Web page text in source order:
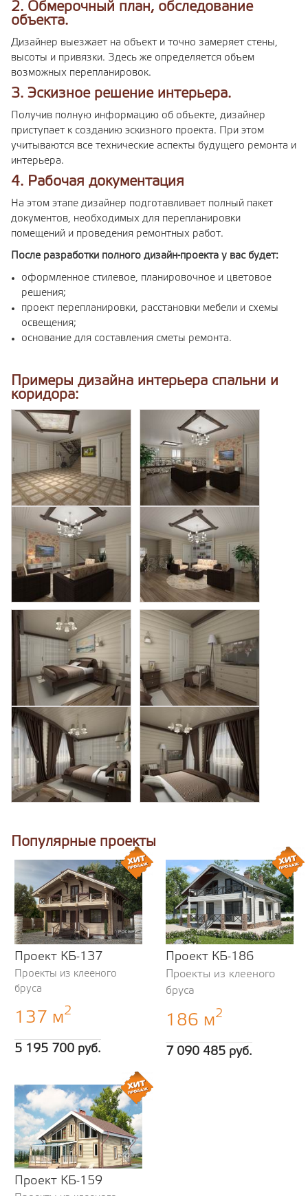
2. Обмерочный план, обследование
объекта.
Дизайнер выезжает на объект и точно замеряет стены,
высоты и привязки. Здесь же определяется объем
возможных перепланировок.
3. Эскизное решение интерьера.
Получив полную информацию об объекте, дизайнер
приступает к созданию эскизного проекта. При этом
учитываются все технические аспекты будущего ремонта и
интерьера.
4. Рабочая документация
На этом этапе дизайнер подготавливает полный пакет
документов, необходимых для перепланировки
помещений и проведения ремонтных работ.
После разработки полного дизайн-проекта у вас будет:
оформленное стилевое, планировочное и цветовое
решения;
проект перепланировки, расстановки мебели и схемы
освещения;
основание для составления сметы ремонта.
Примеры дизайна интерьера спальни и
коридора:
Популярные проекты
Проект КБ-137
Проекты из клееного
бруса
137 м2
5 195 700 руб.
Проект КБ-186
Проекты из клееного
бруса
186 м2
7 090 485 руб.
Проект КБ-159